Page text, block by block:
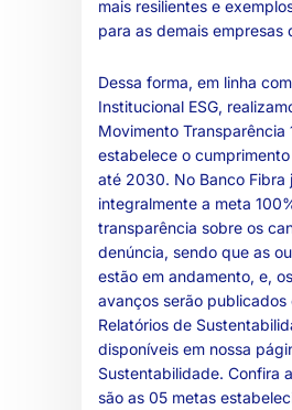
mais resilientes e
para as demais empresas
Dessa forma, em linha
Institucional ESG,
Movimento Transparência
estabelece o
até 2030. No Banco Fibra
integralmente a meta
transparência sobre os
denúncia, sendo que as
estão em andamento, e,
avanços serão publicados
Relatórios de
disponíveis em nossa
Sustentabilidade. Confira
são as 05 metas